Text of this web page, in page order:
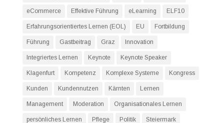
eCommerce Effektive Führung eLearning ELF10
Erfahrungsorientiertes Lernen (EOL) EU Fortbildung
Führung Gastbeitrag Graz Innovation
Integriertes Lernen Keynote Keynote Speaker
Klagenfurt Kompetenz Komplexe Systeme Kongress
Kunden Kundennutzen Kärnten Lernen
Management Moderation Organisationales Lernen
persönliches Lernen Pflege Politik Steiermark